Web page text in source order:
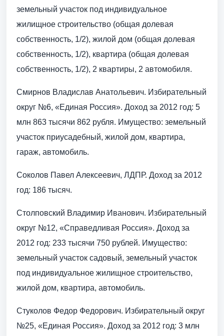
земельный участок под индивидуальное
жилищное строительство (общая долевая
собственность, 1/2), жилой дом (общая долевая
собственность, 1/2), квартира (общая долевая
собственность, 1/2), 2 квартиры, 2 автомобиля.
Смирнов Владислав Анатольевич. Избирательный
округ №6, «Единая Россия». Доход за 2012 год: 5
млн 863 тысячи 862 рубля. Имущество: земельный
участок приусадебный, жилой дом, квартира,
гараж, автомобиль.
Соколов Павел Алексеевич, ЛДПР. Доход за 2012
год: 186 тысяч.
Столповский Владимир Иванович. Избирательный
округ №12, «Справедливая Россия». Доход за
2012 год: 233 тысячи 750 рублей. Имущество:
земельный участок садовый, земельный участок
под индивидуальное жилищное строительство,
жилой дом, квартира, автомобиль.
Стуколов Федор Федорович. Избирательный округ
№25, «Единая Россия». Доход за 2012 год: 3 млн